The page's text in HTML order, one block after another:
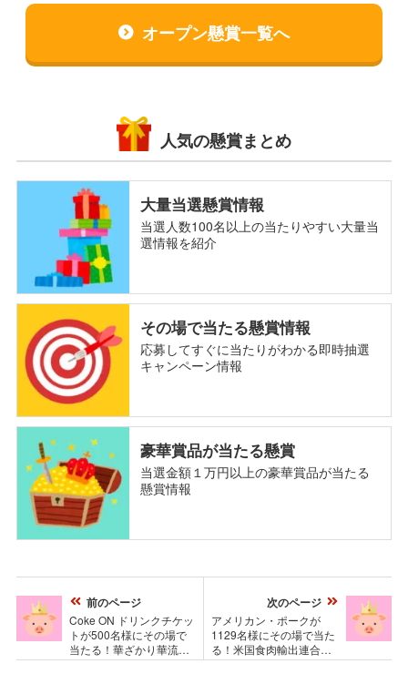
オープン懸賞一覧へ
人気の懸賞まとめ
大量当選懸賞情報
当選人数100名以上の当たりやすい大量当
選情報を紹介
その場で当たる懸賞情報
応募してすぐに当たりがわかる即時抽選
キャンペーン情報
豪華賞品が当たる懸賞
当選金額１万円以上の豪華賞品が当たる
懸賞情報
前のページ
Coke ON ドリンクチケッ
トが500名様にその場で
当たる！華ざかり華流パ
ラダイスのTwitterプレゼ
次のページ
アメリカン・ポークが
1129名様にその場で当た
る！米国食肉輸出連合会
のプレゼントキャンペー